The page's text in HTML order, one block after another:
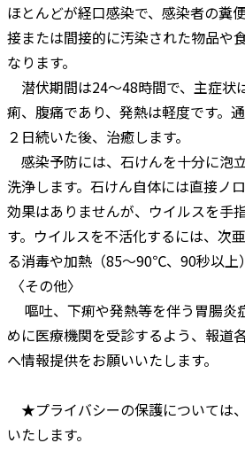
ほとんどが経口感染で、感染者の糞
接または間接的に汚染された物品や
なります。
潜伏期間は24～48時間で、主症状
痢、腹痛であり、発熱は軽度です。
２日続いた後、治癒します。
感染予防には、石けんを十分に泡
洗浄します。石けん自体には直接ノ
効果はありませんが、ウイルスを手
す。ウイルスを不活化するには、次
る消毒や加熱（85～90℃、90秒以上
〈その他〉
嘔吐、下痢や発熱等を伴う胃腸炎
めに医療機関を受診するよう、報道
へ情報提供をお願いいたします。
★プライバシーの保護については
いたします。